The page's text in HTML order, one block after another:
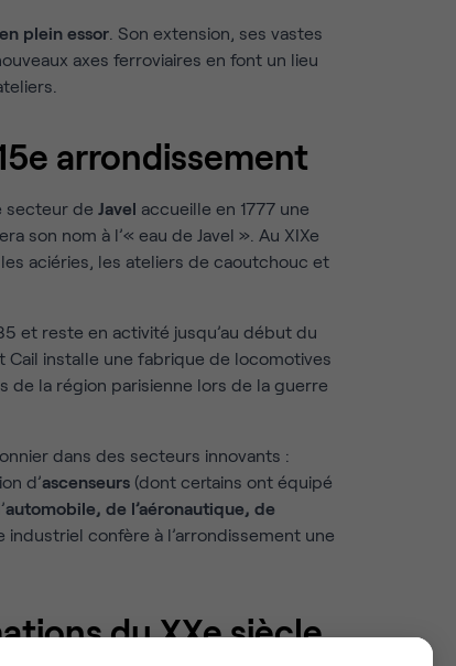
plein essor . Son extension, ses vastes
axes ferroviaires en font un lieu
arrondissement
secteur de Javel accueille en 1777 une
son nom à l’« eau de Javel ». Au XIXe
aciéries, les ateliers de caoutchouc et
et reste en activité jusqu’au début du
Cail installe une fabrique de locomotives
de la région parisienne lors de la guerre
dans des secteurs innovants :
d’ascenseurs (dont certains ont équipé
automobile, de l’aéronautique, de
industriel confère à l’arrondissement une
du XXe siècle